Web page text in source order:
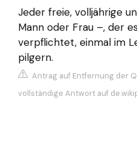
Jeder freie, volljährige
Mann oder Frau –, der
verpflichtet, einmal im
pilgern.
Antrag auf Entfernung der
vollständige Antwort auf